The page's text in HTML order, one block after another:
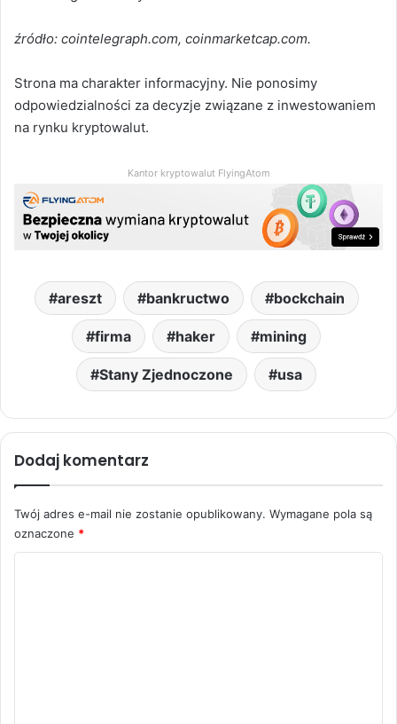
źródło: cointelegraph.com, coinmarketcap.com.
Strona ma charakter informacyjny. Nie ponosimy
odpowiedzialności za decyzje związane z inwestowaniem
na rynku kryptowalut.
Kantor kryptowalut FlyingAtom
areszt bankructwo bockchain
firma haker mining
Stany Zjednoczone usa
Dodaj komentarz
Twój adres e-mail nie zostanie opublikowany. Wymagane pola są
oznaczone *